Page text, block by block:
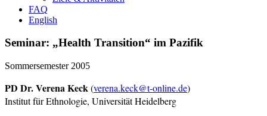
FAQ
English
Seminar: „Health Transition“ im Pazifik
Sommersemester 2005
PD Dr. Verena Keck(verena.keck@t-online.de)
Institut für Ethnologie, Universität Heidelberg